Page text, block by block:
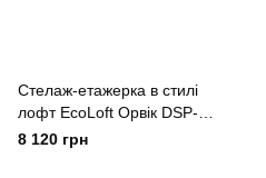
Стелаж-етажерка в стилі
лофт EcoLoft Орвік DSP-
1461
8 120 грн